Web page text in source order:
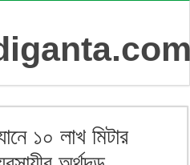
১০ লাখ মিটার